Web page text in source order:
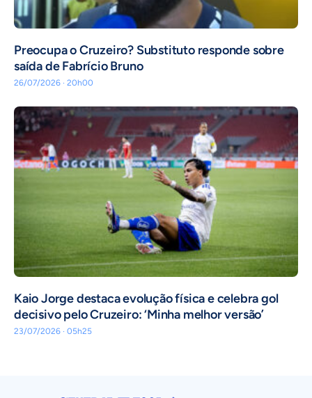
Preocupa o Cruzeiro? Substituto responde sobre
saída de Fabrício Bruno
26/07/2026 · 20h00
Kaio Jorge destaca evolução física e celebra gol
decisivo pelo Cruzeiro: ‘Minha melhor versão’
23/07/2026 · 05h25